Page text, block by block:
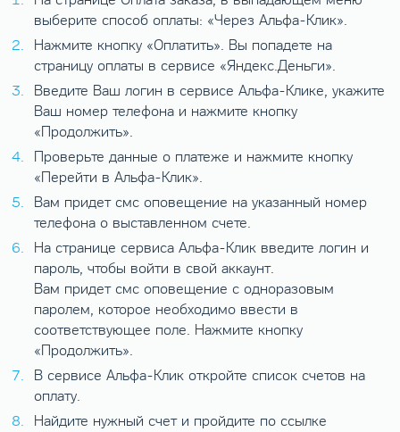
выберите способ оплаты: «Через Альфа-Клик».
Нажмите кнопку «Оплатить». Вы попадете на
страницу оплаты в сервисе «Яндекс.Деньги».
Введите Ваш логин в сервисе Альфа-Клике, укажите
Ваш номер телефона и нажмите кнопку
«Продолжить».
Проверьте данные о платеже и нажмите кнопку
«Перейти в Альфа-Клик».
Вам придет смс оповещение на указанный номер
телефона о выставленном счете.
На странице сервиса Альфа-Клик введите логин и
пароль, чтобы войти в свой аккаунт.
Вам придет смс оповещение с одноразовым
паролем, которое необходимо ввести в
соответствующее поле. Нажмите кнопку
«Продолжить».
В сервисе Альфа-Клик откройте список счетов на
оплату.
Найдите нужный счет и пройдите по ссылке